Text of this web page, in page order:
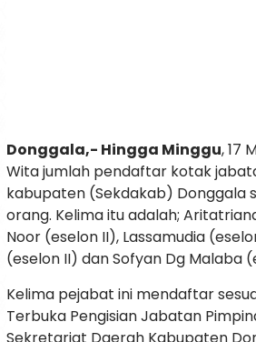
Donggala,- Hingga Minggu, 17
Wita jumlah pendaftar kotak
kabupaten (Sekdakab) Donggala
orang. Kelima itu adalah;
Noor (eselon II), Lassamudia
(eselon II) dan Sofyan Dg Malaba
Kelima pejabat ini mendaftar
Terbuka Pengisian Jabatan
Sekretariat Daerah Kabupaten